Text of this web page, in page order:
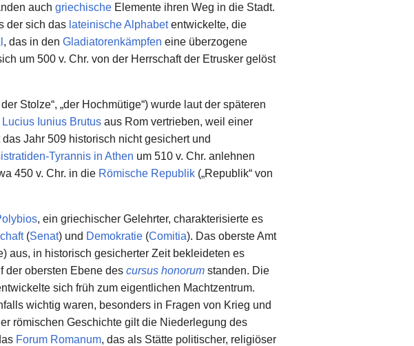
auch griechische Elemente ihren Weg in die Stadt.
der sich das lateinische Alphabetentwickelte, die
, das in den Gladiatorenkämpfen eine überzogene
um 500 v. Chr. von der Herrschaft der Etrusker gelöst
Stolze“, „der Hochmütige“) wurde laut der späteren
Lucius Iunius Brutus aus Rom vertrieben, weil einer
Jahr 509 historisch nicht gesichert und
Tyrannis in Athen um 510 v. Chr. anlehnen
450 v. Chr. in die Römische Republik („Republik“ von
, ein griechischer Gelehrter, charakterisierte es
(Senat) und Demokratie (Comitia). Das oberste Amt
aus, in historisch gesicherter Zeit bekleideten es
der obersten Ebene des cursus honorum standen. Die
sich früh zum eigentlichen Machtzentrum.
wichtig waren, besonders in Fragen von Krieg und
römischen Geschichte gilt die Niederlegung des
Forum Romanum, das als Stätte politischer, religiöser